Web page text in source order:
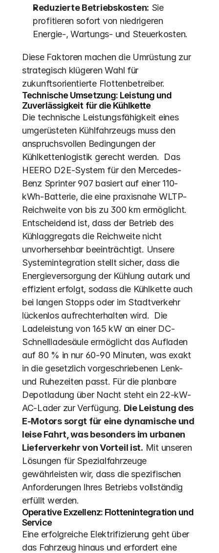
Reduzierte Betriebskosten: Sie
profitieren sofort von niedrigeren
Energie-, Wartungs- und Steuerkosten.
Diese Faktoren machen die Umrüstung zur
strategisch klügeren Wahl für
zukunftsorientierte Flottenbetreiber.
Technische Umsetzung: Leistung und
Zuverlässigkeit für die Kühlkette
Die technische Leistungsfähigkeit eines
umgerüsteten Kühlfahrzeugs muss den
anspruchsvollen Bedingungen der
Kühlkettenlogistik gerecht werden.  Das
HEERO D2E-System für den Mercedes-
Benz Sprinter 907 basiert auf einer 110-
kWh-Batterie, die eine praxisnahe WLTP-
Reichweite von bis zu 300 km ermöglicht.
Entscheidend ist, dass der Betrieb des
Kühlaggregats die Reichweite nicht
unvorhersehbar beeinträchtigt. Unsere
Systemintegration stellt sicher, dass die
Energieversorgung der Kühlung autark und
effizient erfolgt, sodass die Kühlkette auch
bei langen Stopps oder im Stadtverkehr
lückenlos aufrechterhalten wird.  Die
Ladeleistung von 165 kW an einer DC-
Schnellladesäule ermöglicht das Aufladen
auf 80 % in nur 60-90 Minuten, was exakt
in die gesetzlich vorgeschriebenen Lenk-
und Ruhezeiten passt. Für die planbare
Depotladung über Nacht steht ein 22-kW-
AC-Lader zur Verfügung. Die Leistung des
E-Motors sorgt für eine dynamische und
leise Fahrt, was besonders im urbanen
Lieferverkehr von Vorteil ist. Mit unseren
Lösungen für Spezialfahrzeuge
gewährleisten wir, dass die spezifischen
Anforderungen Ihres Betriebs vollständig
erfüllt werden.
Operative Exzellenz: Flottenintegration und
Service
Eine erfolgreiche Elektrifizierung geht über
das Fahrzeug hinaus und erfordert eine